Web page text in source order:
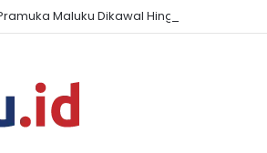
Maluku Dikawal Hingga Pulang dari